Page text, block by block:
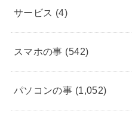
サービス (4)
スマホの事 (542)
パソコンの事 (1,052)